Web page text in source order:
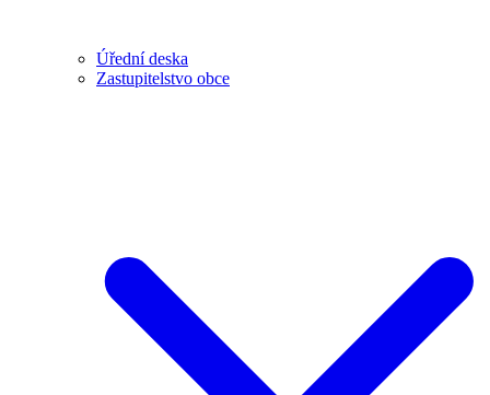
Úřední deska
Zastupitelstvo obce